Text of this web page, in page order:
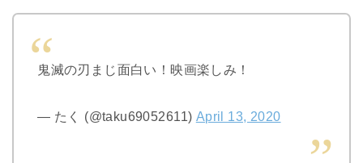
鬼滅の刃まじ面白い！映画楽しみ！
— たく (@taku69052611) April 13, 2020